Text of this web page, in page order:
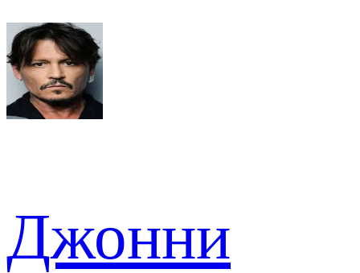
Джонни